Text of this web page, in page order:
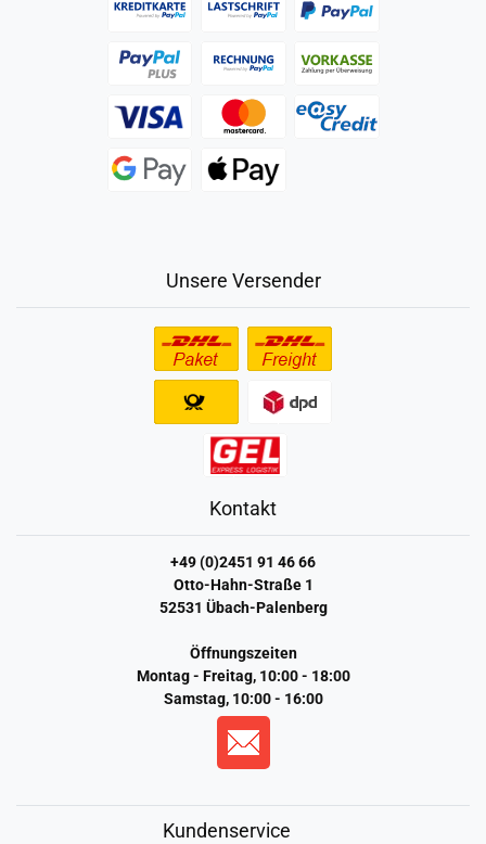
Unsere Versender
Kontakt
+49 (0)2451 91 46 66
Otto-Hahn-Straße 1
52531 Übach-Palenberg
Öffnungszeiten
Montag - Freitag, 10:00 - 18:00
Samstag, 10:00 - 16:00
Kundenservice